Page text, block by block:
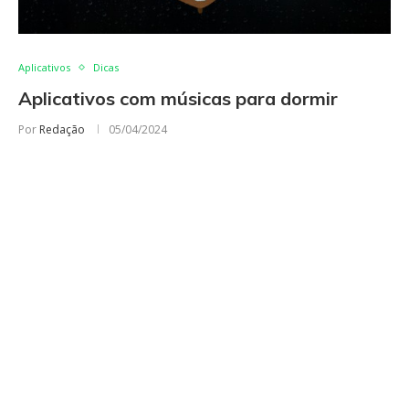
Aplicativos Dicas
Aplicativos com músicas para dormir
Por Redação 05/04/2024